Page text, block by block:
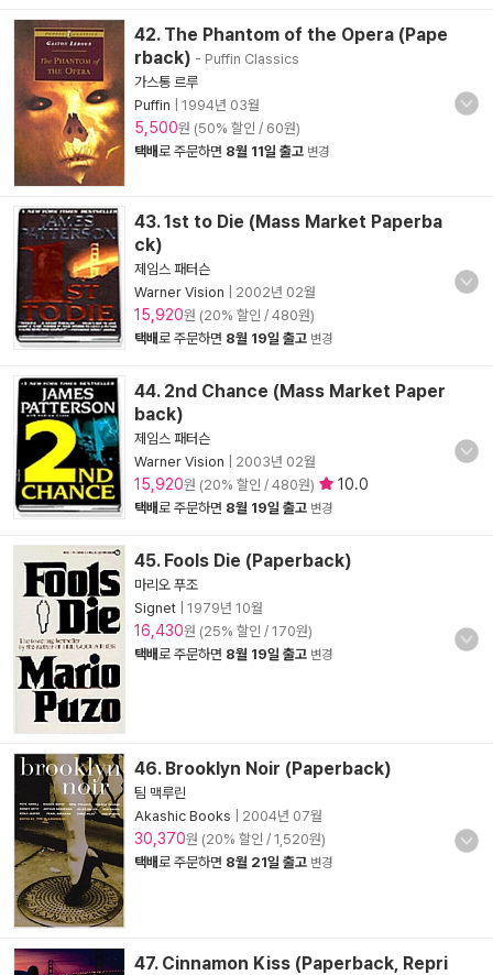
42. The Phantom of the Opera (Pape
rback) - Puffin Classics
가스통 르루
Puffin
1994년 03월
5,500원 (50% 할인 / 60원)
택배로 주문하면 8월 11일 출고 변경
43. 1st to Die (Mass Market Paperba
ck)
제임스 패터슨
Warner Vision
2002년 02월
15,920원 (20% 할인 / 480원)
택배로 주문하면 8월 19일 출고 변경
44. 2nd Chance (Mass Market Paper
back)
제임스 패터슨
Warner Vision
2003년 02월
15,920원 (20% 할인 / 480원) 10.0
택배로 주문하면 8월 19일 출고 변경
45. Fools Die (Paperback)
마리오 푸조
Signet
1979년 10월
16,430원 (25% 할인 / 170원)
택배로 주문하면 8월 19일 출고 변경
46. Brooklyn Noir (Paperback)
팀 맥루린
Akashic Books
2004년 07월
30,370원 (20% 할인 / 1,520원)
택배로 주문하면 8월 21일 출고 변경
47. Cinnamon Kiss (Paperback, Repri